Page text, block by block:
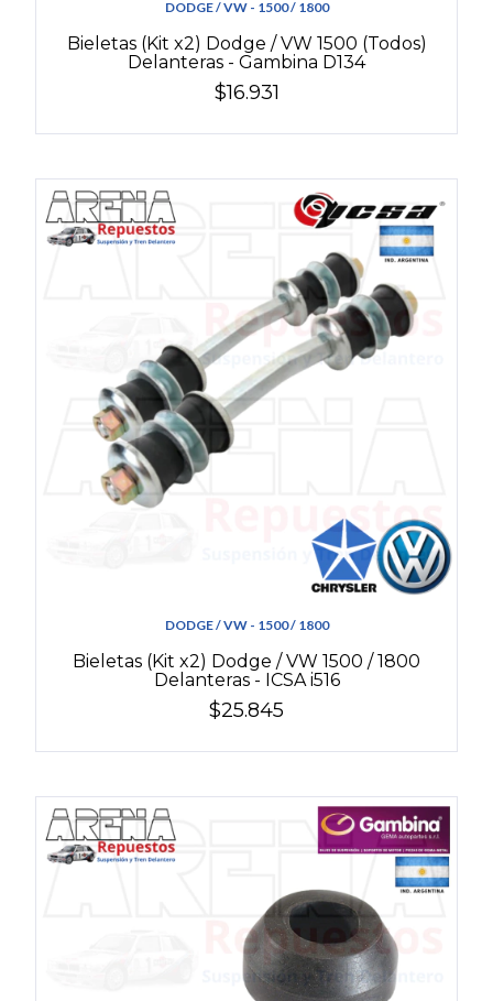
DODGE / VW - 1500 / 1800
Bieletas (Kit x2) Dodge / VW 1500 (Todos)
Delanteras - Gambina D134
$16.931
DODGE / VW - 1500 / 1800
Bieletas (Kit x2) Dodge / VW 1500 / 1800
Delanteras - ICSA i516
$25.845